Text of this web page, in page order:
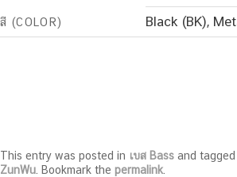
สี (COLOR) Black (BK),
This entry was posted in เบส Bass and tagged
ZunWu . Bookmark the permalink